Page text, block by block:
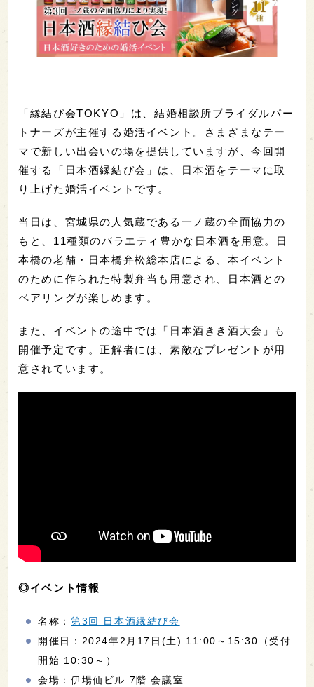
「縁結び会TOKYO」は、結婚相談所ブライダルパー
トナーズが主催する婚活イベント。さまざまなテー
マで新しい出会いの場を提供していますが、今回開
催する「日本酒縁結び会」は、日本酒をテーマに取
り上げた婚活イベントです。
当日は、宮城県の人気蔵である一ノ蔵の全面協力の
もと、11種類のバラエティ豊かな日本酒を用意。日
本橋の老舗・日本橋弁松総本店による、本イベント
のために作られた特製弁当も用意され、日本酒との
ペアリングが楽しめます。
また、イベントの途中では「日本酒きき酒大会」も
開催予定です。正解者には、素敵なプレゼントが用
意されています。
◎イベント情報
名称：第3回 日本酒縁結び会
開催日：2024年2月17日(土) 11:00～15:30（受付
開始 10:30～）
会場：伊場仙ビル 7階 会議室